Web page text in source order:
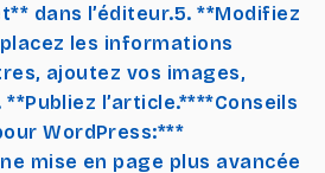
dans l’éditeur.5. **Modifiez
les informations
ajoutez vos images,
l’article.****Conseils
WordPress:***
mise en page plus avancée